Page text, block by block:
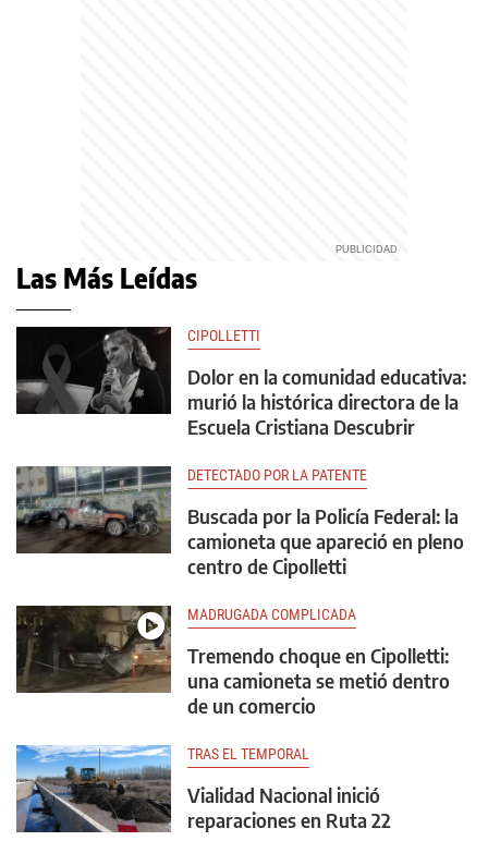
Las Más Leídas
CIPOLLETTI
Dolor en la comunidad educativa:
murió la histórica directora de la
Escuela Cristiana Descubrir
DETECTADO POR LA PATENTE
Buscada por la Policía Federal: la
camioneta que apareció en pleno
centro de Cipolletti
MADRUGADA COMPLICADA
Tremendo choque en Cipolletti:
una camioneta se metió dentro
de un comercio
TRAS EL TEMPORAL
Vialidad Nacional inició
reparaciones en Ruta 22